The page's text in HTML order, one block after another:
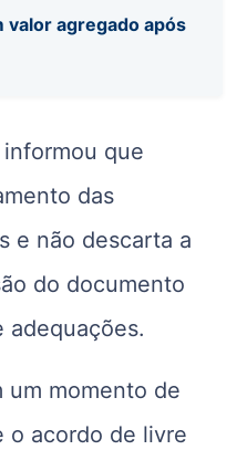
valor agregado após
que
das
e não descarta a
do documento
adequações.
um momento de
o acordo de livre